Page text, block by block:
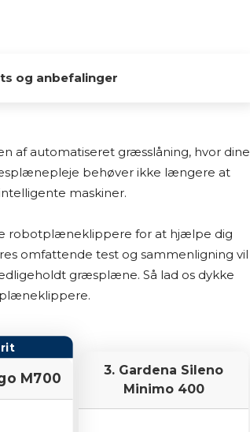
og anbefalinger
det bedste valg til hjemmet.
“tests” og anbefalinger er baseret
og andre offentligt
hjemmesider. På den baggrund
og giver mine personlige
formidle information på en
at alle oplysninger altid er fuldstændigt
links til forhandlere. Hvis du
af automatiseret græsslåning, hvor dine
behøver ikke længere at
maskiner.
robotplæneklippere for at hjælpe dig
omfattende test og sammenligning vil
græsplæne. Så lad os dykke
M700
3. Gardena Sileno
Minimo 400